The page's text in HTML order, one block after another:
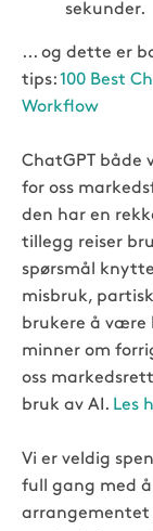
sekunder.
... og dette er
tips: 100 Best
Workflow
ChatGPT både
for oss
den har en
tillegg reiser
spørsmål
misbruk,
brukere å være
minner om
oss
bruk av AI. Les
Vi er veldig
full gang med
arrangementet